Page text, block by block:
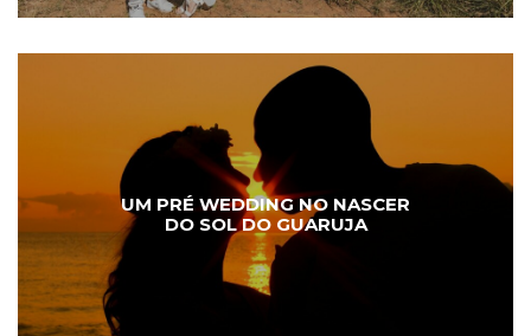
UM PRÉ WEDDING NO NASCER
DO SOL DO GUARUJA